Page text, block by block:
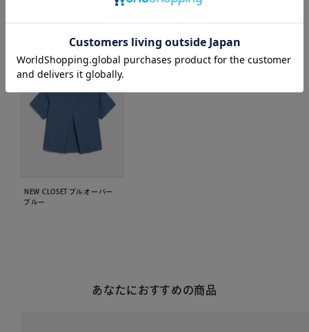
関連商品はこちら
NEW CLOSET プルオーバー
ブルー
あなたにおすすめの商品